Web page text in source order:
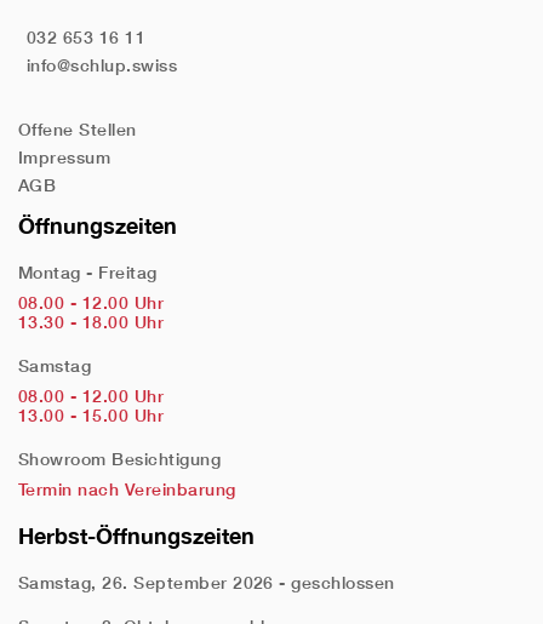
032 653 16 11
info@schlup.swiss
Offene Stellen
Impressum
AGB
Öffnungszeiten
Montag - Freitag
08.00 - 12.00 Uhr
13.30 - 18.00 Uhr
Samstag
08.00 - 12.00 Uhr
13.00 - 15.00 Uhr
Showroom Besichtigung
Termin nach Vereinbarung
Herbst-Öffnungszeiten
Samstag, 26. September 2026 - geschlossen